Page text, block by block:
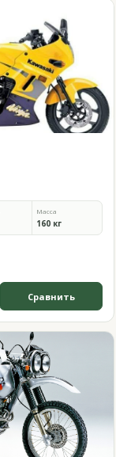
Масса
160 кг
Сравнить